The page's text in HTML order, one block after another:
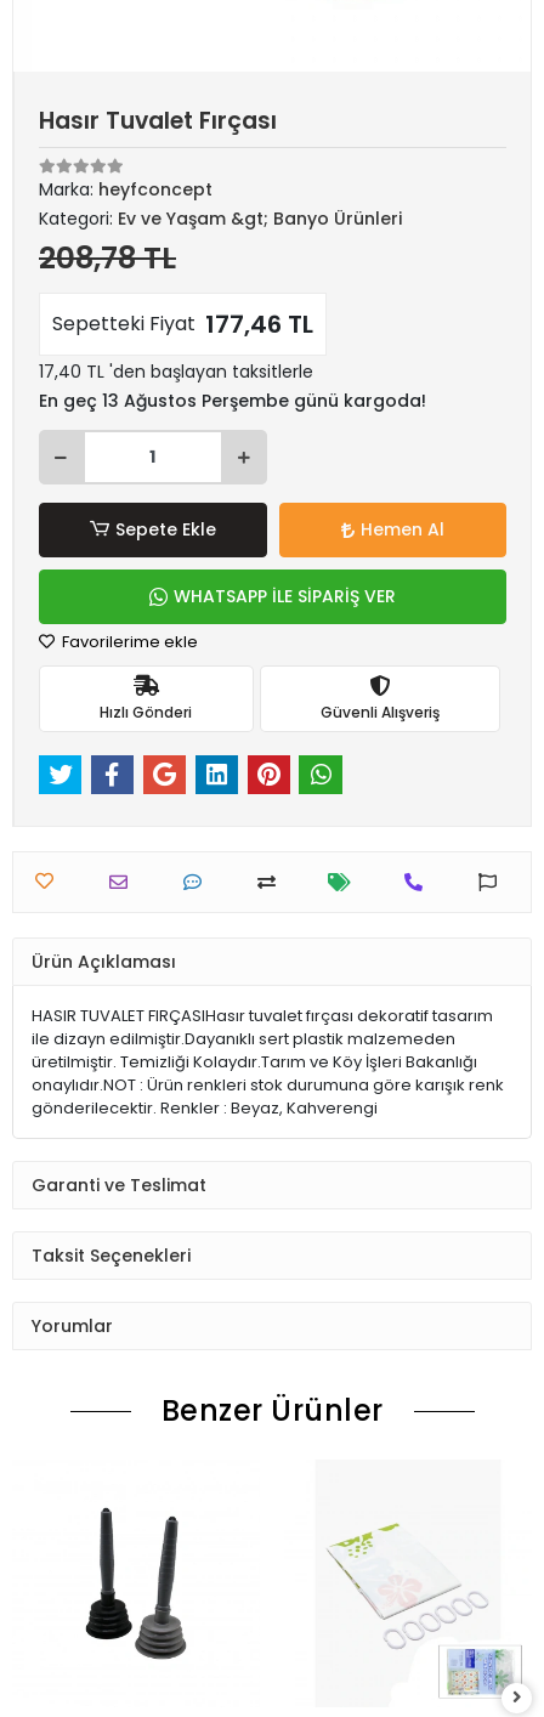
Hasır Tuvalet Fırçası
Marka: heyfconcept
Kategori: Ev ve Yaşam &gt; Banyo Ürünleri
208,78 TL
Sepetteki Fiyat 177,46 TL
17,40 TL 'den başlayan taksitlerle
En geç 13 Ağustos Perşembe günü kargoda!
Sepete Ekle Hemen Al
WHATSAPP İLE SİPARİŞ VER
Favorilerime ekle
Hızlı Gönderi Güvenli Alışveriş
Ürün Açıklaması
HASIR TUVALET FIRÇASIHasır tuvalet fırçası dekoratif tasarım
ile dizayn edilmiştir.Dayanıklı sert plastik malzemeden
üretilmiştir. Temizliği Kolaydır.Tarım ve Köy İşleri Bakanlığı
onaylıdır.NOT : Ürün renkleri stok durumuna göre karışık renk
gönderilecektir. Renkler : Beyaz, Kahverengi
Garanti ve Teslimat
Taksit Seçenekleri
Yorumlar
Benzer Ürünler